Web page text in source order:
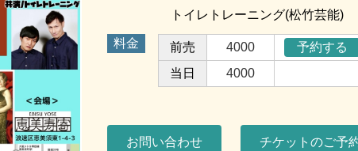
トイレトレーニング(松竹芸能)
料金 前売 4000
予約する
当日
4000
お問い合わせ チケットのご予